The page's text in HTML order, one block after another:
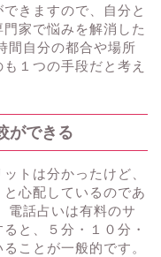
きますので、自分と
家で悩みを解消した
間自分の都合や場所
１つの手段だと考え
ができる
トは分かったけど、
と心配しているのであ
電話占いは有料のサ
と、５分・１０分・
ことが一般的です。